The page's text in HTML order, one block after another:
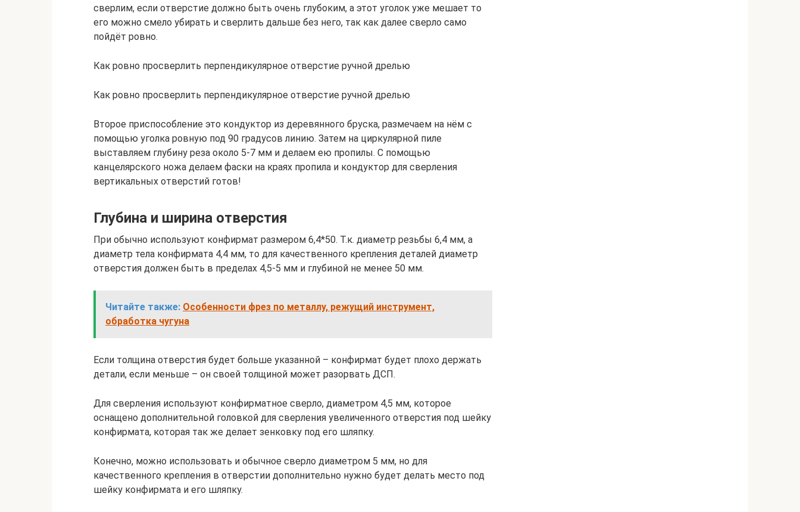
сверлим, если отверстие должно быть очень глубоким, а этот уголок уже мешает то
его можно смело убирать и сверлить дальше без него, так как далее сверло само
пойдёт ровно.
Как ровно просверлить перпендикулярное отверстие ручной дрелью
Как ровно просверлить перпендикулярное отверстие ручной дрелью
Второе приспособление это кондуктор из деревянного бруска, размечаем на нём с
помощью уголка ровную под 90 градусов линию. Затем на циркулярной пиле
выставляем глубину реза около 5-7 мм и делаем ею пропилы. С помощью
канцелярского ножа делаем фаски на краях пропила и кондуктор для сверления
вертикальных отверстий готов!
Глубина и ширина отверстия
При обычно используют конфирмат размером 6,4*50. Т.к. диаметр резьбы 6,4 мм, а
диаметр тела конфирмата 4,4 мм, то для качественного крепления деталей диаметр
отверстия должен быть в пределах 4,5-5 мм и глубиной не менее 50 мм.
Читайте также: Особенности фрез по металлу, режущий инструмент,
обработка чугуна
Если толщина отверстия будет больше указанной – конфирмат будет плохо держать
детали, если меньше – он своей толщиной может разорвать ДСП.
Для сверления используют конфирматное сверло, диаметром 4,5 мм, которое
оснащено дополнительной головкой для сверления увеличенного отверстия под шейку
конфирмата, которая так же делает зенковку под его шляпку.
Конечно, можно использовать и обычное сверло диаметром 5 мм, но для
качественного крепления в отверстии дополнительно нужно будет делать место под
шейку конфирмата и его шляпку.